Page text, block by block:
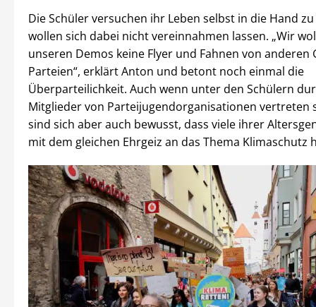
Die Schüler versuchen ihr Leben selbst in die Hand
wollen sich dabei nicht vereinnahmen lassen. „Wir
unseren Demos keine Flyer und Fahnen von anderen
Parteien“, erklärt Anton und betont noch einmal die
Überparteilichkeit. Auch wenn unter den Schülern
Mitglieder von Parteijugendorganisationen vertreten
sind sich aber auch bewusst, dass viele ihrer
mit dem gleichen Ehrgeiz an das Thema Klimaschutz